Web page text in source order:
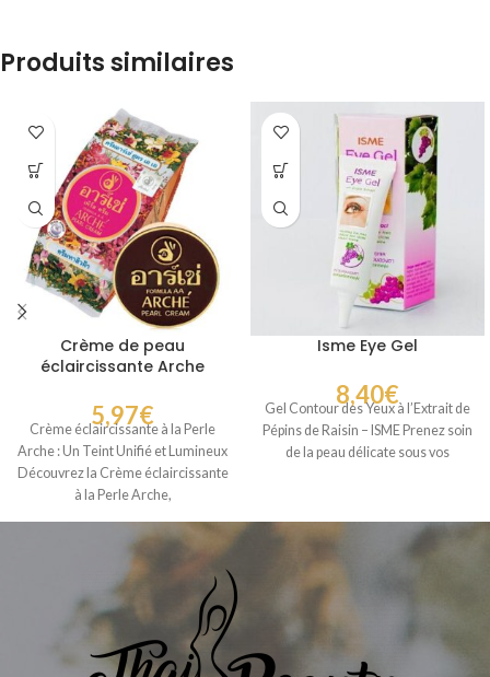
Produits similaires
Crème de peau
éclaircissante Arche
5,97€
Crème éclaircissante à la Perle
Arche : Un Teint Unifié et Lumineux
Découvrez la Crème éclaircissante
à la Perle Arche,
Isme Eye Gel
8,40€
Gel Contour des Yeux à l’Extrait de
Pépins de Raisin – ISME Prenez soin
de la peau délicate sous vos